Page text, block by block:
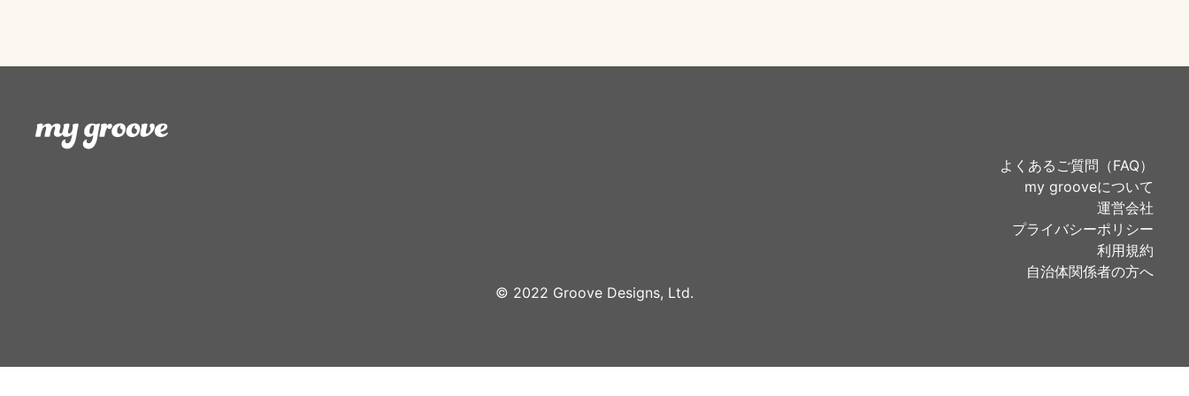
よくあるご質問（FAQ）
my grooveについて
運営会社
プライバシーポリシー
利用規約
自治体関係者の方へ
©︎ 2022 Groove Designs, Ltd.